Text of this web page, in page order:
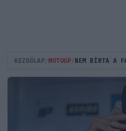
KEZDŐLAP MOTOGP